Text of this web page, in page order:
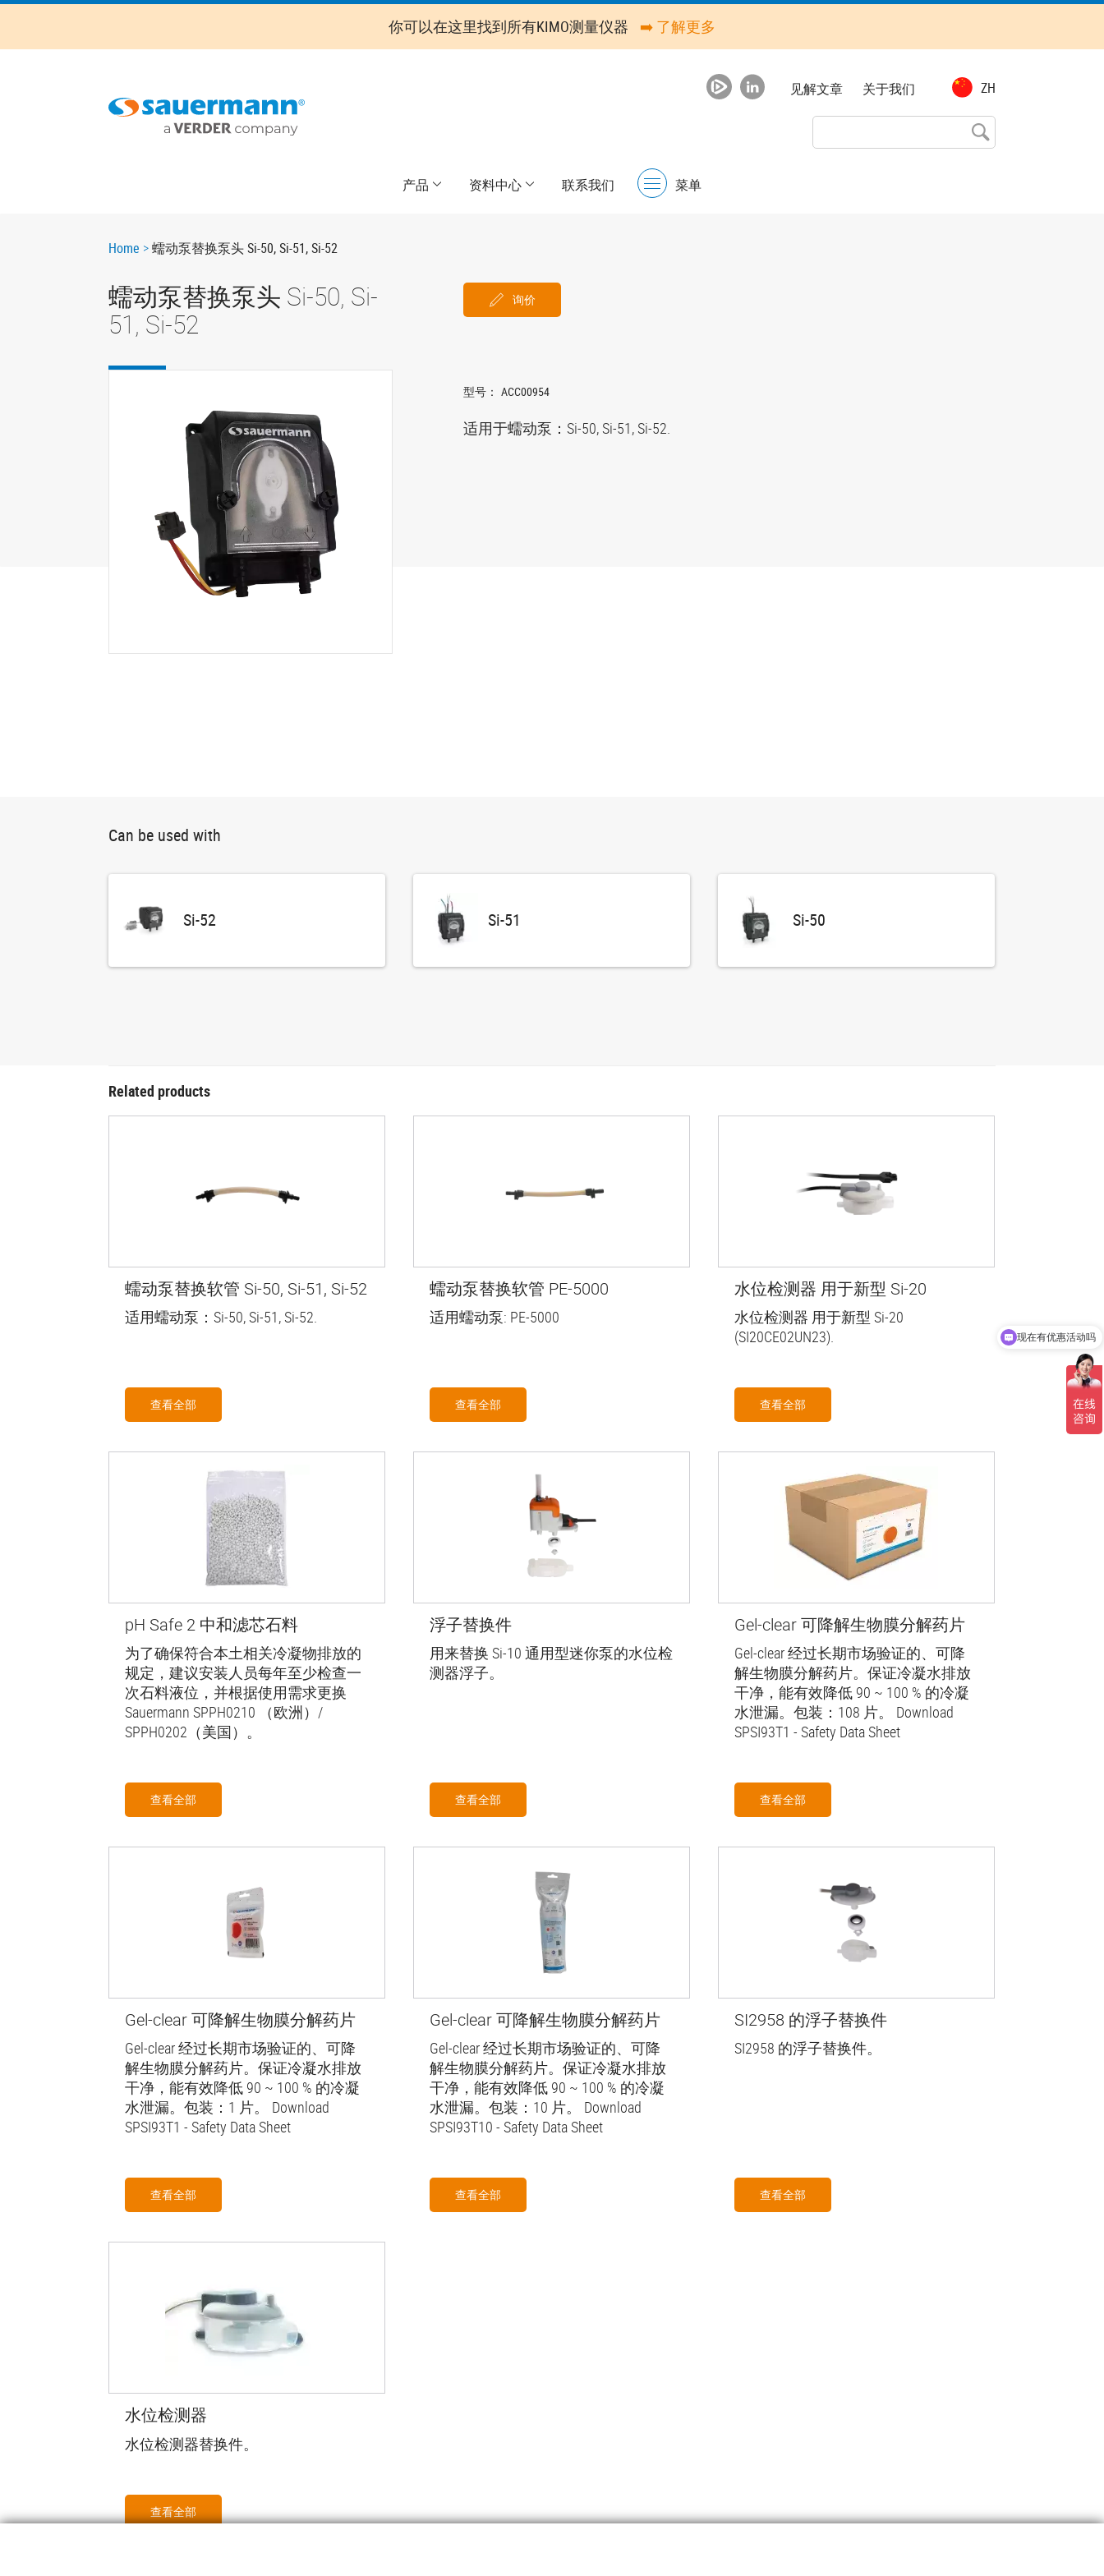
Skip
main
你可以在这里找到所有KIMO测量仪器 ➡️ 了解更多
ZH
Top
见解文章 关于我们
产品 资料中心
联系我们
Menu
菜单
Breadcrumb
Home 蠕动泵替换泵头 Si-50, Si-51, Si-52
蠕动泵替换泵头 Si-50, Si-
51, Si-52
询价
型号： ACC00954
适用于蠕动泵：Si-50, Si-51, Si-52.
Can be used with
Si-52 Si-51 Si-50
Related products
蠕动泵替换软管 Si-50, Si-51, Si-52
适用蠕动泵：Si-50, Si-51, Si-52.
查看全部
蠕动泵替换软管 PE-5000
适用蠕动泵: PE-5000
查看全部
水位检测器 用于新型 Si-20
水位检测器 用于新型 Si-20
(SI20CE02UN23).
查看全部
pH Safe 2 中和滤芯石料
为了确保符合本土相关冷凝物排放的
规定，建议安装人员每年至少检查一
次石料液位，并根据使用需求更换
Sauermann SPPH0210 （欧洲）/
SPPH0202（美国）。
查看全部
浮子替换件
用来替换 Si-10 通用型迷你泵的水位检
测器浮子。
查看全部
Gel-clear 可降解生物膜分解药片
Gel-clear 经过长期市场验证的、可降
解生物膜分解药片。保证冷凝水排放
干净，能有效降低 90 ~ 100 % 的冷凝
水泄漏。包装：108 片。 Download
SPSI93T1 - Safety Data Sheet
查看全部
Gel-clear 可降解生物膜分解药片
Gel-clear 经过长期市场验证的、可降
解生物膜分解药片。保证冷凝水排放
干净，能有效降低 90 ~ 100 % 的冷凝
水泄漏。包装：1 片。 Download
SPSI93T1 - Safety Data Sheet
查看全部
Gel-clear 可降解生物膜分解药片
Gel-clear 经过长期市场验证的、可降
解生物膜分解药片。保证冷凝水排放
干净，能有效降低 90 ~ 100 % 的冷凝
水泄漏。包装：10 片。 Download
SPSI93T10 - Safety Data Sheet
查看全部
SI2958 的浮子替换件
SI2958 的浮子替换件。
查看全部
水位检测器
水位检测器替换件。
查看全部
现在有优惠活动吗